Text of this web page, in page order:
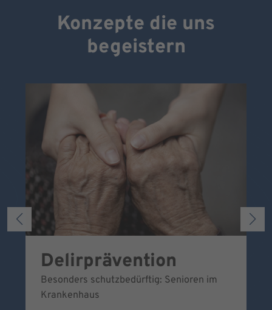
Konzepte die uns
begeistern
Delirprävention
Besonders schutzbedürftig: Senioren im
Krankenhaus